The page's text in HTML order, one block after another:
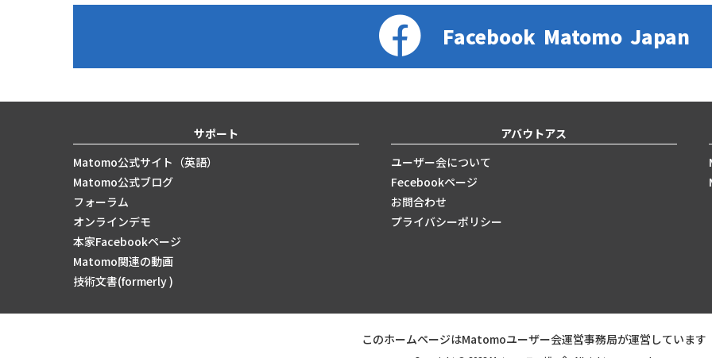
Facebook Matomo Japan
サポート
Matomo公式サイト（英語）
Matomo公式ブログ
フォーラム
オンラインデモ
本家Facebookページ
Matomo関連の動画
技術文書(formerly )
アバウトアス
ユーザー会について
Fecebookページ
お問合わせ
プライバシーポリシー
このホームページはMatomoユーザー会運営事務局が運営しています